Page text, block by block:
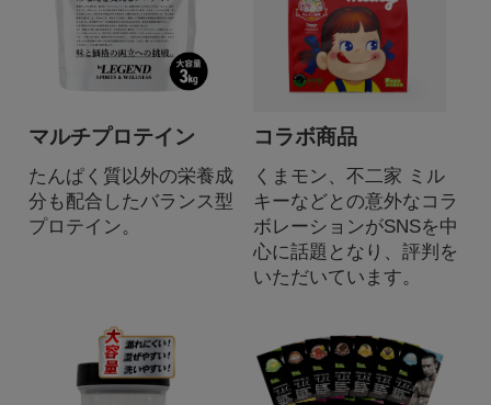
マルチプロテイン
たんぱく質以外の栄養成
分も配合したバランス型
プロテイン。
コラボ商品
くまモン、不二家 ミル
キーなどとの意外なコラ
ボレーションがSNSを中
心に話題となり、評判を
いただいています。